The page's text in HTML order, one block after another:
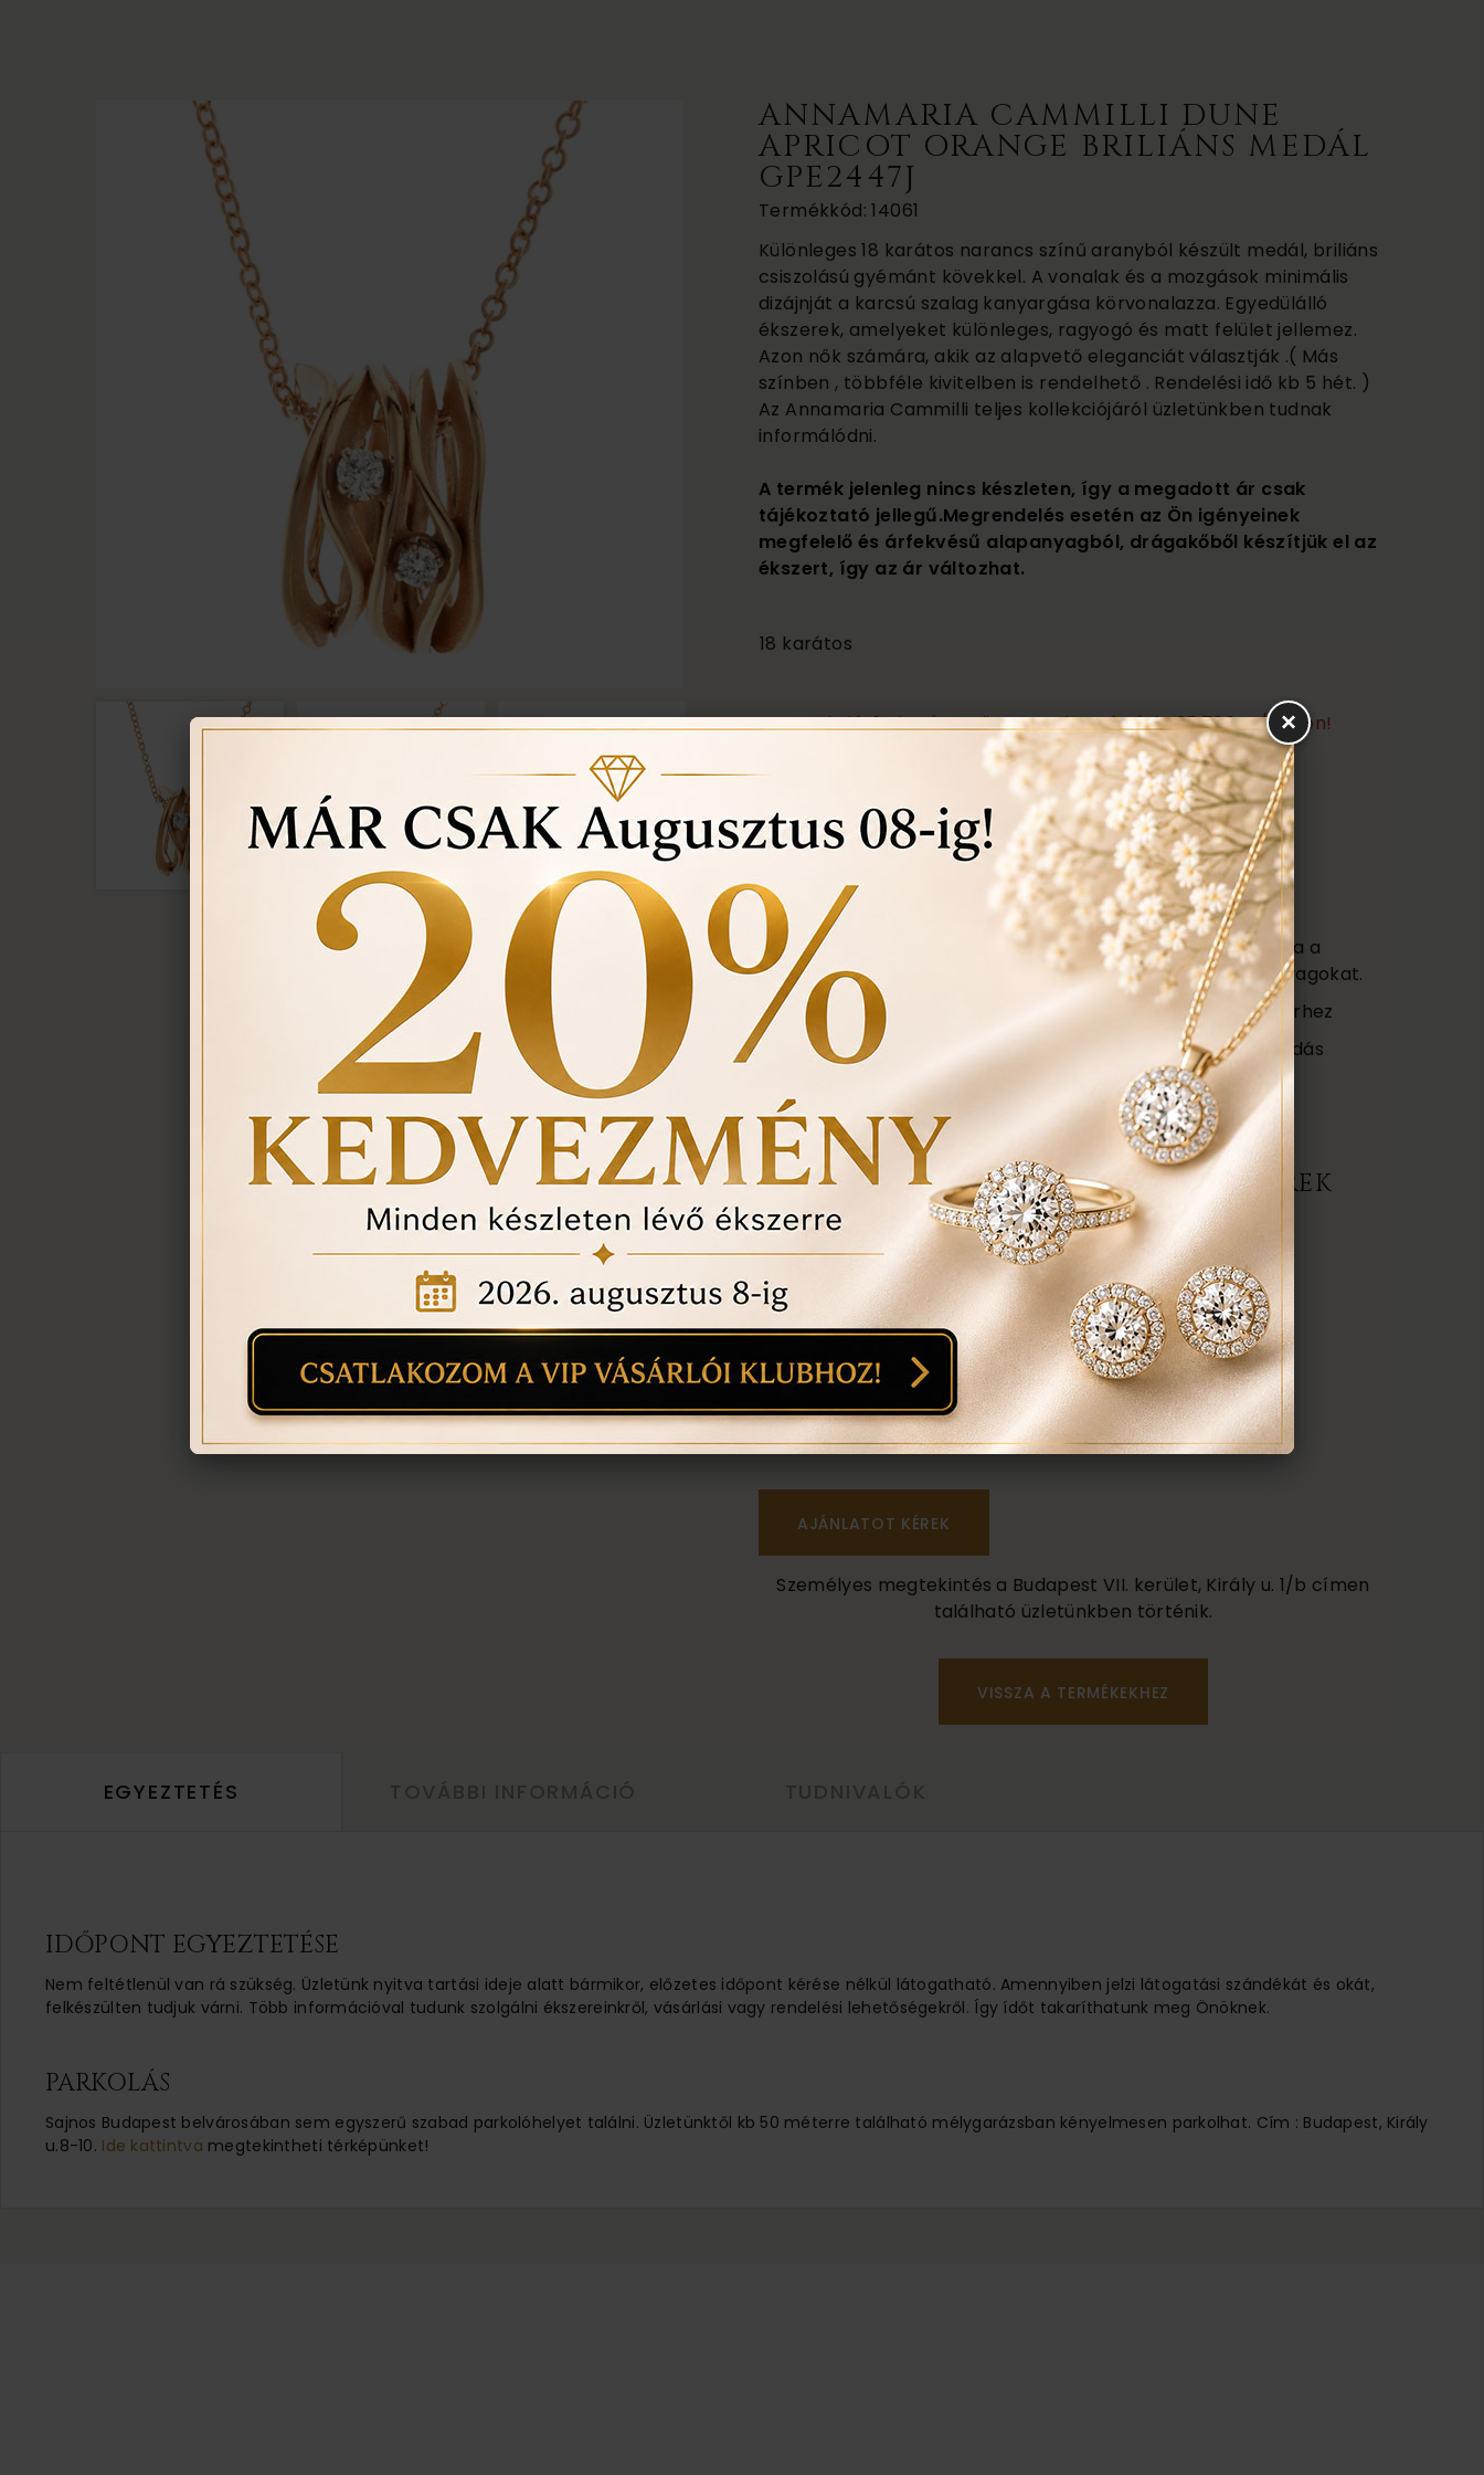
ANNAMARIA CAMMILLI DUNE
APRICOT ORANGE BRILIÁNS MEDÁL
GPE2447J
Termékkód: 14061
Különleges 18 karátos narancs színű aranyból készült medál, briliáns
csiszolású gyémánt kövekkel. A vonalak és a mozgások minimális
dizájnját a karcsú szalag kanyargása körvonalazza. Egyedülálló
ékszerek, amelyeket különleges, ragyogó és matt felület jellemez.
Azon nők számára, akik az alapvető eleganciát választják .( Más
színben , többféle kivitelben is rendelhető . Rendelési idő kb 5 hét. )
Az Annamaria Cammilli teljes kollekciójáról üzletünkben tudnak
informálódni.
A termék jelenleg nincs készleten, így a megadott ár csak
tájékoztató jellegű.Megrendelés esetén az Ön igényeinek
megfelelő és árfekvésű alapanyagból, drágakőből készítjük el az
ékszert, így az ár változhat.
18 karátos
Akció! 14 karátos törtarany beszámítás 25.700 Ft/g áron!
Törtarany felvásárlás 22.600 Ft/g áron!
Ezen felül még:
Örökös garanciális tisztítás, polírozás
Ingyenes méret állítás
Vásárlási bizonylat avagy (Certificate) mely tartalmazza a
felhasznált kövek minőségét az ékszerben található anyagokat.
Ékszertartó doboz és ajándék tartó táska minden ékszerhez
Évente 1 alkalommal ingyenes ellenőrzés, rejtett károsodás
történt-e , mozgó kő, repedés a gyűrűn stb. Az általunk
felfedezett hibákat ingyenesen javítjuk.
ÉRDEKEL A TERMÉK, AJÁNLATOT KÉREK
darab
anyaga:
18 karátos
színe:
mint a képen
Személyes megtekintés a Budapest VII. kerület, Király u. 1/b címen
található üzletünkben történik.
VISSZA A TERMÉKEKHEZ
EGYEZTETÉS
IDŐPONT EGYEZTETÉSE
Nem feltétlenül van rá szükség. Üzletünk nyitva tartási ideje alatt bármikor, előzetes időpont kérése nélkül látogatható. Amennyiben jelzi látogatási szándékát és okát,
felkészülten tudjuk várni. Több információval tudunk szolgálni ékszereinkről, vásárlási vagy rendelési lehetőségekről. Így ídőt takaríthatunk meg Önöknek.
PARKOLÁS
Sajnos Budapest belvárosában sem egyszerű szabad parkolóhelyet találni. Üzletünktől kb 50 méterre található mélygarázsban kényelmesen parkolhat. Cím : Budapest, Király
u.8-10. Ide kattintva megtekintheti térképünket!
×